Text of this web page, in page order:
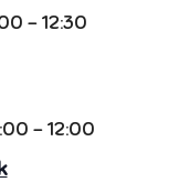
-12:30
-12:00